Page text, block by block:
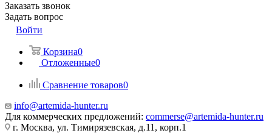
Заказать звонок
Задать вопрос
Войти
Корзина0
Отложенные0
Сравнение товаров0
info@artemida-hunter.ru
Для коммерческих предложений: commerse@artemida-hunter.ru
г. Москва, ул. Тимирязевская, д.11, корп.1